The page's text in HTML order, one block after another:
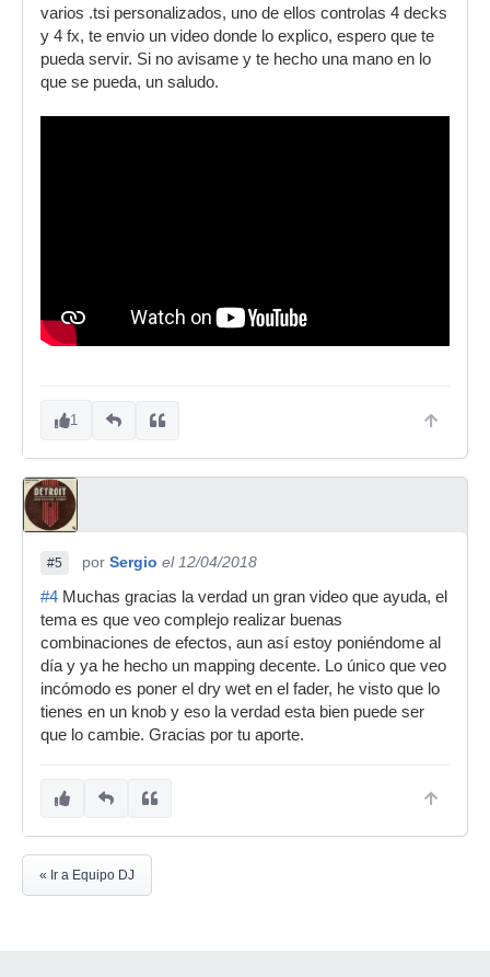
varios .tsi personalizados, uno de ellos controlas 4 decks
y 4 fx, te envio un video donde lo explico, espero que te
pueda servir. Si no avisame y te hecho una mano en lo
que se pueda, un saludo.
1
#5 por Sergio el 12/04/2018
#4 Muchas gracias la verdad un gran video que ayuda, el
tema es que veo complejo realizar buenas
combinaciones de efectos, aun así estoy poniéndome al
día y ya he hecho un mapping decente. Lo único que veo
incómodo es poner el dry wet en el fader, he visto que lo
tienes en un knob y eso la verdad esta bien puede ser
que lo cambie. Gracias por tu aporte.
« Ir a Equipo DJ